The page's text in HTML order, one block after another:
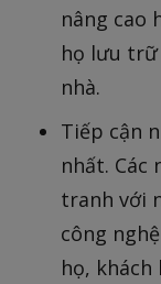
nâng cao
họ lưu trữ
nhà.
Tiếp cận
nhất. Các
tranh với
công
họ, khách